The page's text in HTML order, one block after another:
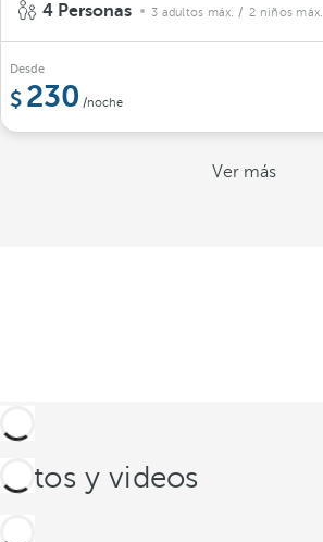
4 Personas 3 adultos máx. / 2 niños máx.
Desde
230 /noche
Ver más
Fotos y videos